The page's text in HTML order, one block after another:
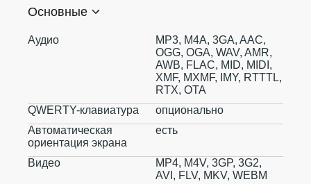
Основные
Аудио
MP3, M4A, 3GA, AAC,
OGG, OGA, WAV, AMR,
AWB, FLAC, MID, MIDI,
XMF, MXMF, IMY, RTTTL,
RTX, OTA
QWERTY-клавиатура
опционально
Автоматическая
ориентация экрана
есть
Видео
MP4, M4V, 3GP, 3G2,
AVI, FLV, MKV, WEBM